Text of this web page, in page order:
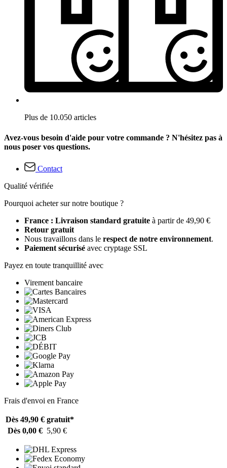
Plus de 10.050 articles
Avez-vous besoin d'aide pour votre commande ? N'hésitez pas à
nous poser vos questions.
Contact
Qualité vérifiée
Pourquoi acheter sur notre boutique ?
France : Livraison standard gratuite à partir de 49,90 €
Retour gratuit
Nous travaillons dans le respect de notre environnement.
Paiement sécurisé avec cryptage SSL
Payez en toute tranquillité avec
Virement bancaire
Frais d'envoi en France
Dès 49,90 € gratuit*
Dès 0,00 € 5,90 €